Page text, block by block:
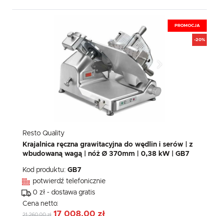
PROMOCJA
-20%
Resto Quality
Krajalnica ręczna grawitacyjna do wędlin i serów | z
wbudowaną wagą | nóż Ø 370mm | 0,38 kW | GB7
Kod produktu: GB7
potwierdź telefonicznie
0 zł - dostawa gratis
Cena netto:
17 008,00 zł